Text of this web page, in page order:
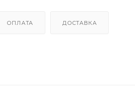
ОПЛАТА ДОСТАВКА